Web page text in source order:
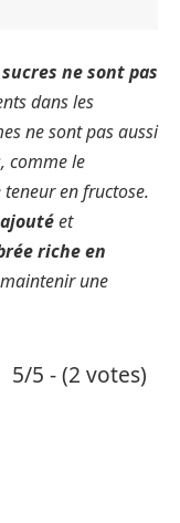
ne sont pas
dans les
ne sont pas aussi
comme le
en fructose.
et
riche en
une
5/5 - (2 votes)